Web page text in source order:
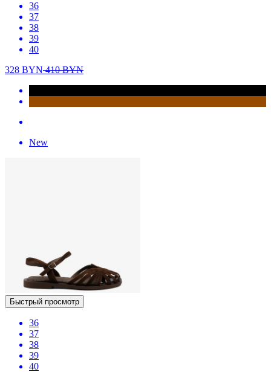
36
37
38
39
40
328 BYN410BYN
New
Быстрый просмотр
36
37
38
39
40